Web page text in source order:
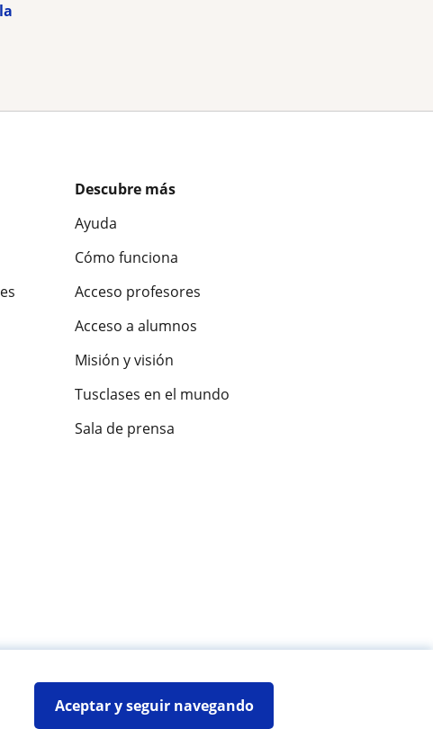
Aceptar y seguir navegando
Descubre más
Ayuda
Cómo funciona
Acceso profesores
Acceso a alumnos
Misión y visión
Tusclases en el mundo
Sala de prensa
Mapa web:Profesores particulares